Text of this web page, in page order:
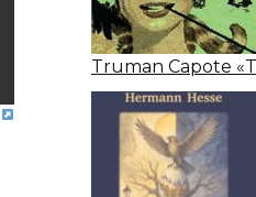
Truman Capote